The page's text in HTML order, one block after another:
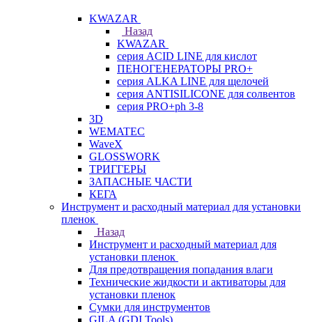
KWAZAR
Назад
KWAZAR
серия ACID LINE для кислот
ПЕНОГЕНЕРАТОРЫ PRO+
серия ALKA LINE для щелочей
серия ANTISILICONE для солвентов
серия PRO+ph 3-8
3D
WEMATEC
WaveX
GLOSSWORK
ТРИГГЕРЫ
ЗАПАСНЫЕ ЧАСТИ
КЕГА
Инструмент и расходный материал для установки
пленок
Назад
Инструмент и расходный материал для
установки пленок
Для предотвращения попадания влаги
Технические жидкости и активаторы для
установки пленок
Сумки для инструментов
GILA (GDI Tools)